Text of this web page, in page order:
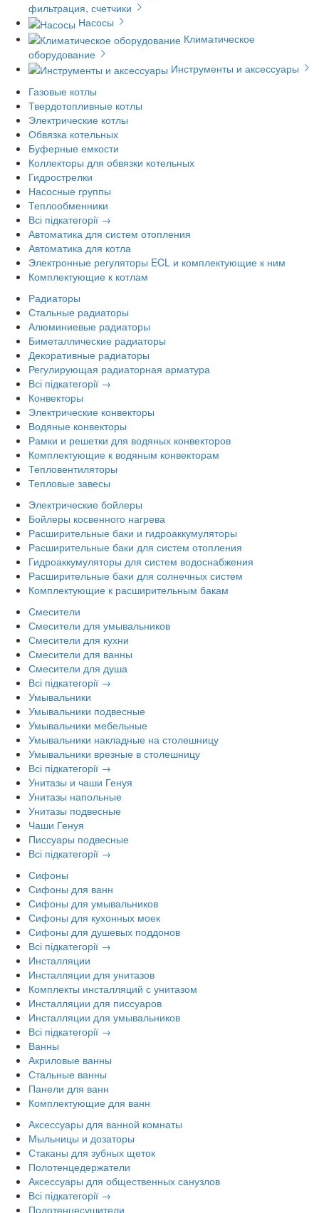
фильтрация, счетчики
Насосы
Климатическое
оборудование
Инструменты и аксессуары
Газовые котлы
Твердотопливные котлы
Электрические котлы
Обвязка котельных
Буферные емкости
Коллекторы для обвязки котельных
Гидрострелки
Насосные группы
Теплообменники
Всі підкатегорії →
Автоматика для систем отопления
Автоматика для котла
Электронные регуляторы ECL и комплектующие к ним
Комплектующие к котлам
Радиаторы
Стальные радиаторы
Алюминиевые радиаторы
Биметаллические радиаторы
Декоративные радиаторы
Регулирующая радиаторная арматура
Всі підкатегорії →
Конвекторы
Электрические конвекторы
Водяные конвекторы
Рамки и решетки для водяных конвекторов
Комплектующие к водяным конвекторам
Тепловентиляторы
Тепловые завесы
Электрические бойлеры
Бойлеры косвенного нагрева
Расширительные баки и гидроаккумуляторы
Расширительные баки для систем отопления
Гидроаккумуляторы для систем водоснабжения
Расширительные баки для солнечных систем
Комплектующие к расширительным бакам
Смесители
Смесители для умывальников
Смесители для кухни
Смесители для ванны
Смесители для душа
Всі підкатегорії →
Умывальники
Умывальники подвесные
Умывальники мебельные
Умывальники накладные на столешницу
Умывальники врезные в столешницу
Всі підкатегорії →
Унитазы и чаши Генуя
Унитазы напольные
Унитазы подвесные
Чаши Генуя
Писсуары подвесные
Всі підкатегорії →
Сифоны
Сифоны для ванн
Сифоны для умывальников
Сифоны для кухонных моек
Сифоны для душевых поддонов
Всі підкатегорії →
Инсталляции
Инсталляции для унитазов
Комплекты инсталляций с унитазом
Инсталляции для писсуаров
Инсталляции для умывальников
Всі підкатегорії →
Ванны
Акриловые ванны
Стальные ванны
Панели для ванн
Комплектующие для ванн
Аксессуары для ванной комнаты
Мыльницы и дозаторы
Стаканы для зубных щеток
Полотенцедержатели
Аксессуары для общественных санузлов
Всі підкатегорії →
Полотенцесушители